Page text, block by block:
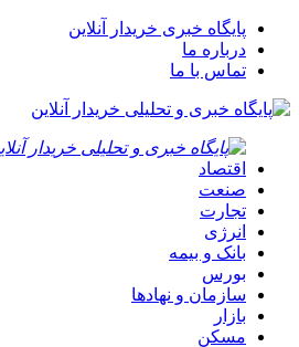
پایگاه خبری خریدار آنلاین
درباره ما
تماس با ما
اقتصاد
صنعت
تجارت
انرژی
بانک و بیمه
بورس
سازمان و نهادها
بازار
مسکن